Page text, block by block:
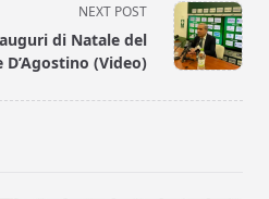
NEXT POST
di Natale del
D’Agostino (Video)